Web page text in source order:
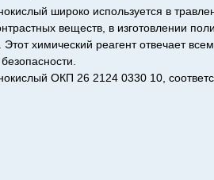
широко используется в
веществ, в изготовлении
Этот химический реагент отвечает
ОКП 26 2124 0330 10,